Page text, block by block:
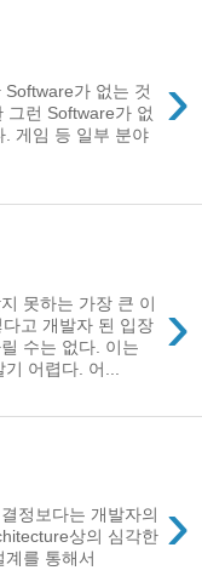
›
가 없는 것
그런 Software가 없
. 게임 등 일부 분야
›
못하는 가장 큰 이
고 개발자 된 입장
수는 없다. 이는
어렵다. 어...
›
정보다는 개발자의
상의 심각한
를 통해서